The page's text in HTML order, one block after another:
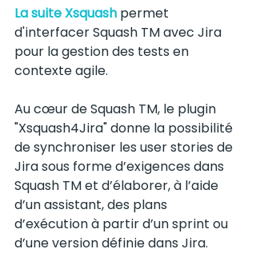
La suite Xsquash permet
d'interfacer Squash TM avec Jira
pour la gestion des tests en
contexte agile.
Au cœur de Squash TM, le plugin
"Xsquash4Jira" donne la possibilité
de synchroniser les user stories de
Jira sous forme d’exigences dans
Squash TM et d’élaborer, à l’aide
d’un assistant, des plans
d’exécution à partir d’un sprint ou
d’une version définie dans Jira.